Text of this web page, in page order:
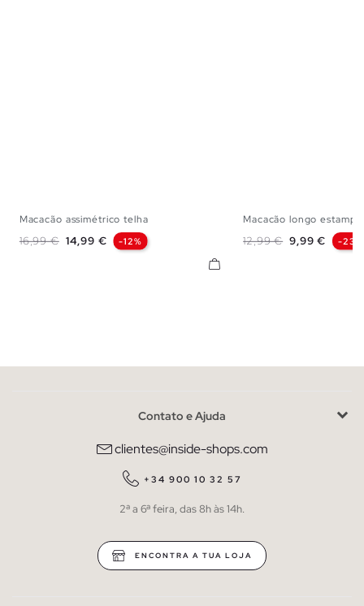
Macacão assimétrico telha
Preço normal
16,99 € Preço
14,99 € -12%
XS
Macacão longo
Preço normal
12,99 € Preço
9,99 € -23%
Contato e Ajuda
clientes@inside-shops.com
+34 900 10 32 57
2ª a 6ª feira, das 8h às 14h.
ENCONTRA A TUA LOJA